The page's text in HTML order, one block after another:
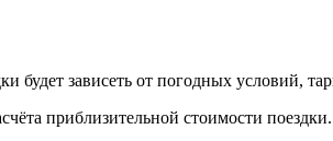
будет зависеть от погодных условий,
приблизительной стоимости